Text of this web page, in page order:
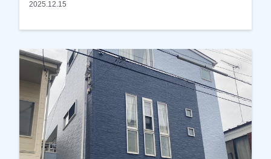
近くに伺った際にはご挨拶をさせていただくな
の前を通り、ご挨拶に伺ったところ、以前拝見し
た時よりも屋根の劣化が進んでいる状態であるこ
とに気が付きました。その旨をお伝えし、改めて
現地調査を行い、屋根の状態を写真でご確認いた
だきました。実際に写真をご覧いただいたとこ
ろ、・屋根材の劣化・外壁の目地（コーキング）
の傷みが進んでいることが分かり、今回の工事を
ご検討いただくことになりました。屋根について
2025.12.15